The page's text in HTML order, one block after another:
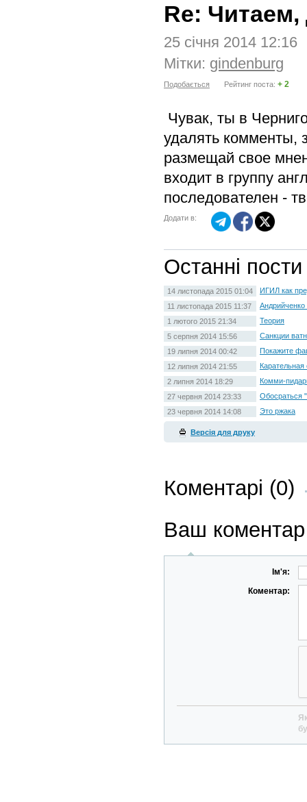
Re:
25 січня 2014
Мітки: gindenburg
Подобається Рейтинг поста: + 2
Чувак, ты в
удалять комменты,
размещай свое
входит в группу
последователен -
Додати в:
Останні
14 листопада 2015 01:04
ИГИЛ как
11 листопада 2015 11:37
1 лютого 2015 21:34
Теория
5 серпня 2014 15:56
Санкции
19 липня 2014 00:42
Покажите
12 липня 2014 21:55
2 липня 2014 18:29
Комми-
27 червня 2014 23:33
Обосраться
23 червня 2014 14:08
Это ржака
Версія для друку
Коментарі (0)
Ваш коментар
Ім'я:
Коментар: